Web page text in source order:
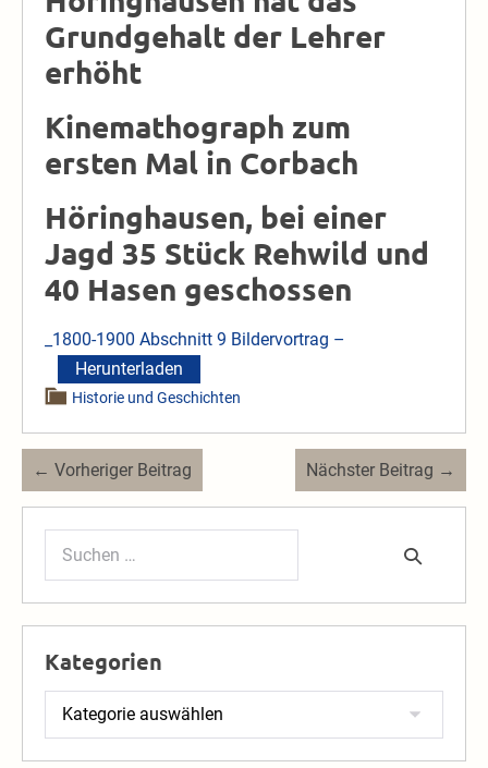
Grundgehalt der Lehrer
erhöht
Kinemathograph zum
ersten Mal in Corbach
Höringhausen, bei einer
Jagd 35 Stück Rehwild und
40 Hasen geschossen
_1800-1900 Abschnitt 9 Bildervortrag –
Herunterladen
Historie und Geschichten
Beitragsnavigation
← Vorheriger Beitrag Nächster Beitrag →
Suchen
Kategorien
Kategorien